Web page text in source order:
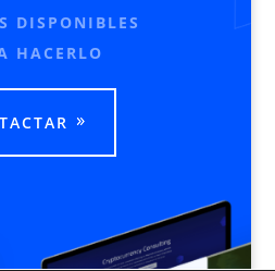
DISPONIBLES
HACERLO